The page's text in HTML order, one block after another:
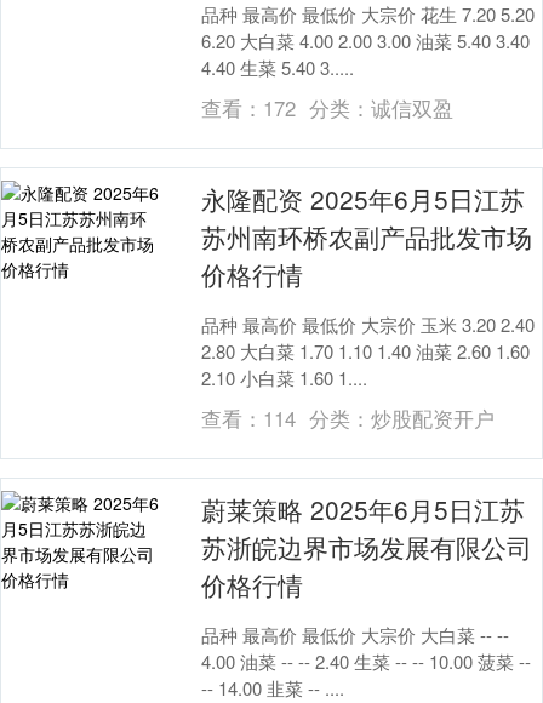
品种 最高价 最低价 大宗价 花生 7.20 5.20
6.20 大白菜 4.00 2.00 3.00 油菜 5.40 3.40
4.40 生菜 5.40 3.....
查看： 172 分类： 诚信双盈
永隆配资 2025年6月5日江苏
苏州南环桥农副产品批发市场
价格行情
品种 最高价 最低价 大宗价 玉米 3.20 2.40
2.80 大白菜 1.70 1.10 1.40 油菜 2.60 1.60
2.10 小白菜 1.60 1....
查看： 114 分类： 炒股配资开户
蔚莱策略 2025年6月5日江苏
苏浙皖边界市场发展有限公司
价格行情
品种 最高价 最低价 大宗价 大白菜 -- --
4.00 油菜 -- -- 2.40 生菜 -- -- 10.00 菠菜 --
-- 14.00 韭菜 -- ....